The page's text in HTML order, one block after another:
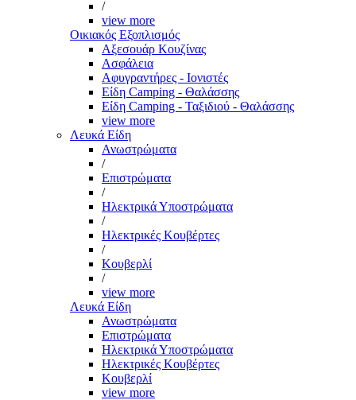
/
view more
Οικιακός Εξοπλισμός
Αξεσουάρ Κουζίνας
Ασφάλεια
Αφυγραντήρες - Ιονιστές
Είδη Camping - Θαλάσσης
Είδη Camping - Ταξιδιού - Θαλάσσης
view more
Λευκά Είδη
Ανωστρώματα
/
Επιστρώματα
/
Ηλεκτρικά Υποστρώματα
/
Ηλεκτρικές Κουβέρτες
/
Κουβερλί
/
view more
Λευκά Είδη
Ανωστρώματα
Επιστρώματα
Ηλεκτρικά Υποστρώματα
Ηλεκτρικές Κουβέρτες
Κουβερλί
view more